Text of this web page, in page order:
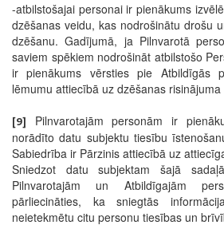
-atbilstošajai personai ir pienākums
dzēšanas veidu, kas nodrošinātu drošu
dzēšanu. Gadījumā, ja Pilnvarotā
saviem spēkiem nodrošināt atbilstošo
ir pienākums vērsties pie Atbildīgās
lēmumu attiecībā uz dzēšanas
[9]
Pilnvarotajām personām ir
norādīto datu subjektu tiesību
Sabiedrība ir Pārzinis attiecībā uz
Sniedzot datu subjektam šajā
Pilnvarotajām un Atbildīgajām
pārliecināties, ka sniegtās
neietekmētu citu personu tiesības un